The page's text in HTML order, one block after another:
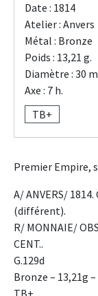
Date : 1814
Atelier : Anvers
Métal : Bronze
Poids : 13,21 g.
Diamètre : 30
Axe : 7 h.
TB+
Premier Empire,
A/ ANVERS/
(différent).
R/ MONNAIE/
CENT..
G.129d
Bronze – 13,21g